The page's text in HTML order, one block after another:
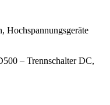
Hochspannungsgeräte
– Trennschalter DC,